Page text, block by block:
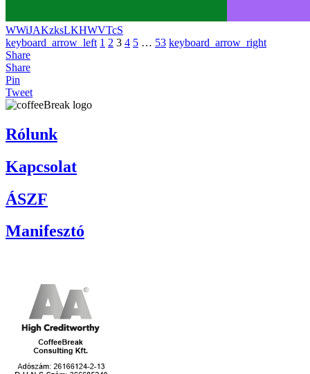
WWiJAKzksLKHWVTcS
keyboard_arrow_left 1 2 3 4 5 … 53 keyboard_arrow_right
Share
Share
Pin
Tweet
Rólunk
Kapcsolat
ÁSZF
Manifesztó